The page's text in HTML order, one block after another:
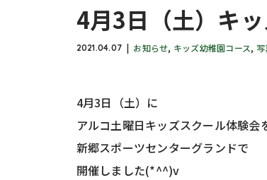
4月3日（土）キ
2021.04.07 お知らせ, キッズ幼稚園コース,
4月3日（土）に
アルコ土曜日キッズスクール体験会
新郷スポーツセンターグランドで
開催しました(*^^)v